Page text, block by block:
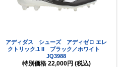
アディダス シューズ アディゼロ エレ
クトリック.1 II ブラック／ホワイト
JQ3988
特別価格 22,000円 (税込)